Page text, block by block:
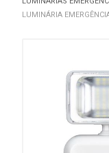
LUMINÁRIA